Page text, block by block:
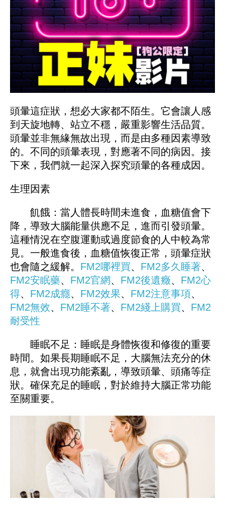
頭暈這症狀，想必大家都不陌生。它會讓人感
到天旋地轉、站立不穩，嚴重影響生活品質。
頭暈並非無緣無故出現，而是由多種因素導致
的。不同的頭暈表現，對應著不同的病因。接
下來，我們就一起深入探究頭暈的各種成因。
生理因素
飢餓：當人體長時間未進食，血糖值會下
降，導致大腦能量供應不足，進而引發頭暈。
這種情況在空腹運動或過度節食的人中較為常
見。一般進食後，血糖值恢復正常，頭暈症狀
也會隨之緩解。 FM2哪裡買、 FM2多久睡著、
FM2安眠藥、 FM2官網、 FM2後遺癥、 FM2心
得、 FM2成癮、 FM2效果、 FM2注意事項、
FM2無效、 FM2睡不著、 FM2綫上購買、 FM2
耐受性
睡眠不足：睡眠是身體恢復和修復的重要
時間。如果長期睡眠不足，大腦無法充分的休
息，就會出現功能紊亂，導致頭暈、頭痛等症
狀。確保充足的睡眠，對於維持大腦正常功能
至關重要。